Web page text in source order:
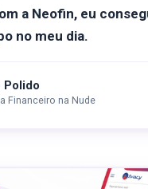
a Neofin, eu
no meu dia.
Polido
Financeiro na Nude